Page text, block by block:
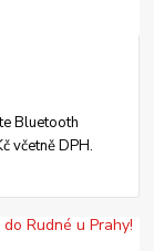
Bluetooth
včetně DPH.